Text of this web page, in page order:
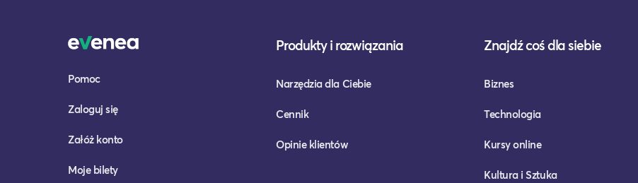
Pomoc
Zaloguj się
Załóż konto
Moje bilety
Produkty i rozwiązania
Narzędzia dla Ciebie
Cennik
Opinie klientów
Znajdź coś dla siebie
Biznes
Technologia
Kursy online
Kultura i Sztuka